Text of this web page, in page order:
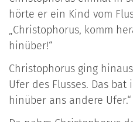
hörte er ein Kind vom
„Christophorus, komm
hinüber!“
Christophorus ging
Ufer des Flusses. Das bat
hinüber ans andere Ufer.“